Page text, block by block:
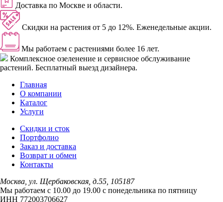
Доставка по Москве и области.
Скидки на растения от 5 до 12%. Еженедельные акции.
Мы работаем с растениями более 16 лет.
Комплексное озеленение и сервисное обслуживание
растений. Бесплатный выезд дизайнера.
Главная
О компании
Каталог
Услуги
Скидки и сток
Портфолио
Заказ и доставка
Возврат и обмен
Контакты
Москва, ул. Щербаковская, д.55, 105187
Мы работаем с 10.00 до 19.00 c понедельника по пятницу
ИНН 772003706627